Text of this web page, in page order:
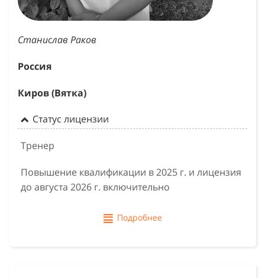
Станислав Раков
Россия
Киров (Вятка)
Статус лицензии
Тренер
Повышение квалификации в 2025 г. и лицензия
до августа 2026 г. включительно
Подробнее